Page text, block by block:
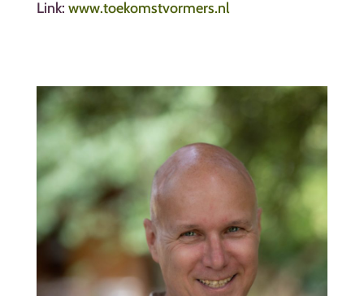
Link: www.toekomstvormers.nl